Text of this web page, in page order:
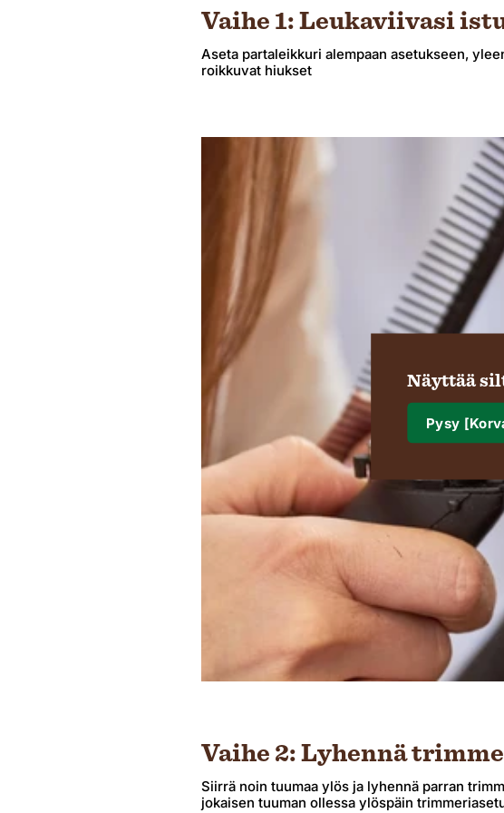
Näyttää
Pysy
Kuljetus
Vahvistaa
Vaihe 1: Leukaviivasi
Aseta partaleikkuri alempaan asetukseen,
roikkuvat hiukset
Vaihe 2: Lyhennä
Siirrä noin tuumaa ylös ja lyhennä parran
jokaisen tuuman ollessa ylöspäin